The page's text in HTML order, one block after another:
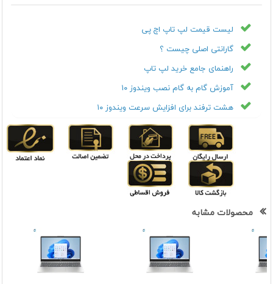
لیست قیمت لپ تاپ اچ پی
گارانتی اصلی چیست ؟
راهنمای جامع خرید لپ تاپ
آموزش گام به گام نصب ویندوز ۱۰
هشت ترفند برای افزایش سرعت ویندوز ۱۰
محصولات مشابه